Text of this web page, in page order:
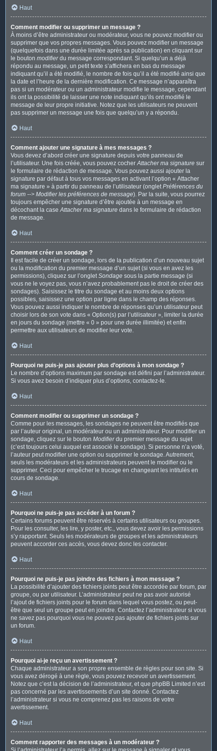
Haut
Comment modifier ou supprimer un message ?
À moins d’être administrateur ou modérateur, vous ne pouvez modifier ou
supprimer que vos propres messages. Vous pouvez modifier un message
(quelquefois dans une durée limitée après sa publication) en cliquant sur
le bouton modifierdu message correspondant. Si quelqu’un a déjà
répondu au message, un petit texte s’affichera en bas du message
indiquant qu’il a été modifié, le nombre de fois qu’il a été modifié ainsi que
la date et l’heure de la dernière modification. Ce message n’apparaîtra
pas si un modérateur ou un administrateur modifie le message, cependant
ils ont la possibilité de laisser une note indiquant qu’ils ont modifié le
message de leur propre initiative. Notez que les utilisateurs ne peuvent
pas supprimer un message une fois que quelqu’un y a répondu.
Haut
Comment ajouter une signature à mes messages ?
Vous devez d’abord créer une signature depuis votre panneau de
l’utilisateur. Une fois créée, vous pouvez cocherAttacher ma signature sur
le formulaire de rédaction de message. Vous pouvez aussi ajouter la
signature par défaut à tous vos messages en activant l’option « Attacher
ma signature » à partir du panneau de l’utilisateur (ongletPréférences du
forum --> Modifier les préférences de message). Par la suite, vous pourrez
toujours empêcher une signature d’être ajoutée à un message en
décochant la caseAttacher ma signature dans le formulaire de rédaction
de message.
Haut
Comment créer un sondage ?
Il est facile de créer un sondage, lors de la publication d’un nouveau sujet
ou la modification du premier message d’un sujet (si vous en avez les
permissions), cliquez sur l’ongletSondage sous la partie message (si
vous ne le voyez pas, vous n’avez probablement pas le droit de créer des
sondages). Saisissez le titre du sondage et au moins deux options
possibles, saisissez une option par ligne dans le champ des réponses.
Vous pouvez aussi indiquer le nombre de réponses qu’un utilisateur peut
choisir lors de son vote dans « Option(s) par l’utilisateur », limiter la durée
en jours du sondage (mettre « 0 » pour une durée illimitée) et enfin
permettre aux utilisateurs de modifier leur vote.
Haut
Pourquoi ne puis-je pas ajouter plus d’options à mon sondage ?
Le nombre d’options maximum par sondage est défini par l’administrateur.
Si vous avez besoin d’indiquer plus d’options, contactez-le.
Haut
Comment modifier ou supprimer un sondage ?
Comme pour les messages, les sondages ne peuvent être modifiés que
par l’auteur original, un modérateur ou un administrateur. Pour modifier un
sondage, cliquez sur le bouton Modifierdu premier message du sujet
(c’est toujours celui auquel est associé le sondage). Si personne n’a voté,
l’auteur peut modifier une option ou supprimer le sondage. Autrement,
seuls les modérateurs et les administrateurs peuvent le modifier ou le
supprimer. Ceci pour empêcher le trucage en changeant les intitulés en
cours de sondage.
Haut
Pourquoi ne puis-je pas accéder à un forum ?
Certains forums peuvent être réservés à certains utilisateurs ou groupes.
Pour les consulter, les lire, y poster, etc., vous devez avoir les permissions
s’y rapportant. Seuls les modérateurs de groupes et les administrateurs
peuvent accorder ces accès, vous devez donc les contacter.
Haut
Pourquoi ne puis-je pas joindre des fichiers à mon message ?
La possibilité d’ajouter des fichiers joints peut être accordée par forum, par
groupe, ou par utilisateur. L’administrateur peut ne pas avoir autorisé
l’ajout de fichiers joints pour le forum dans lequel vous postez, ou peut-
être que seul un groupe peut en joindre. Contactez l’administrateur si vous
ne savez pas pourquoi vous ne pouvez pas ajouter de fichiers joints sur
un forum.
Haut
Pourquoi ai-je reçu un avertissement ?
Chaque administrateur a son propre ensemble de règles pour son site. Si
vous avez dérogé à une règle, vous pouvez recevoir un avertissement.
Notez que c’est la décision de l’administrateur, et que phpBB Limited n’est
pas concerné par les avertissements d’un site donné. Contactez
l’administrateur si vous ne comprenez pas les raisons de votre
avertissement.
Haut
Comment rapporter des messages à un modérateur ?